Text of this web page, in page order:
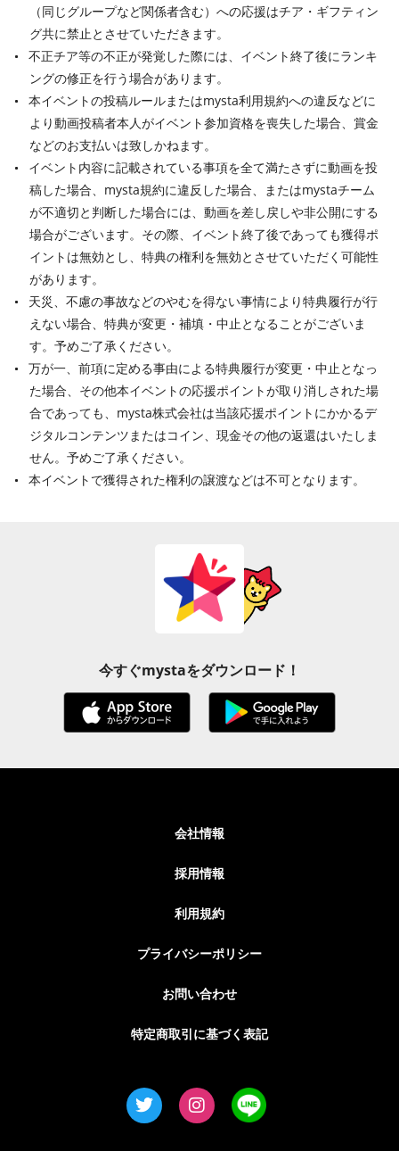
（同じグループなど関係者含む）への応援はチア・ギフティン
グ共に禁止とさせていただきます。
不正チア等の不正が発覚した際には、イベント終了後にランキ
ングの修正を行う場合があります。
本イベントの投稿ルールまたはmysta利用規約への違反などに
より動画投稿者本人がイベント参加資格を喪失した場合、賞金
などのお支払いは致しかねます。
イベント内容に記載されている事項を全て満たさずに動画を投
稿した場合、mysta規約に違反した場合、またはmystaチーム
が不適切と判断した場合には、動画を差し戻しや非公開にする
場合がございます。その際、イベント終了後であっても獲得ポ
イントは無効とし、特典の権利を無効とさせていただく可能性
があります。
天災、不慮の事故などのやむを得ない事情により特典履行が行
えない場合、特典が変更・補填・中止となることがございま
す。予めご了承ください。
万が一、前項に定める事由による特典履行が変更・中止となっ
た場合、その他本イベントの応援ポイントが取り消しされた場
合であっても、mysta株式会社は当該応援ポイントにかかるデ
ジタルコンテンツまたはコイン、現金その他の返還はいたしま
せん。予めご了承ください。
本イベントで獲得された権利の譲渡などは不可となります。
今すぐmystaをダウンロード！
会社情報
採用情報
利用規約
プライバシーポリシー
お問い合わせ
特定商取引に基づく表記